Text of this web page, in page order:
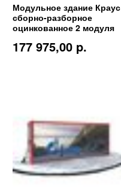
Модульное здание Краус
сборно-разборное
оцинкованное 2 модуля
177 975,00 p.